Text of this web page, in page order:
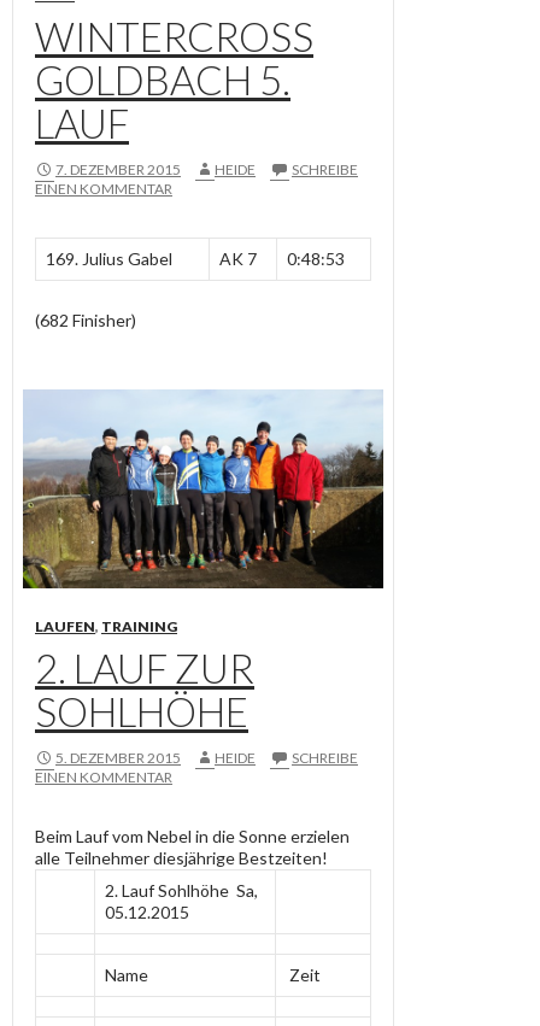
WINTERCROSS
GOLDBACH 5.
LAUF
7. DEZEMBER 2015 HEIDE
SCHREIBE
EINEN KOMMENTAR
169. Julius Gabel AK 7 0:48:53
(682 Finisher)
LAUFEN, TRAINING
2. LAUF ZUR
SOHLHÖHE
5. DEZEMBER 2015 HEIDE
SCHREIBE
EINEN KOMMENTAR
Beim Lauf vom Nebel in die Sonne erzielen
alle Teilnehmer diesjährige Bestzeiten!
2. Lauf Sohlhöhe Sa,
05.12.2015
Name Zeit